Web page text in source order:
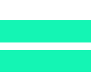
S
d
Links
Use the